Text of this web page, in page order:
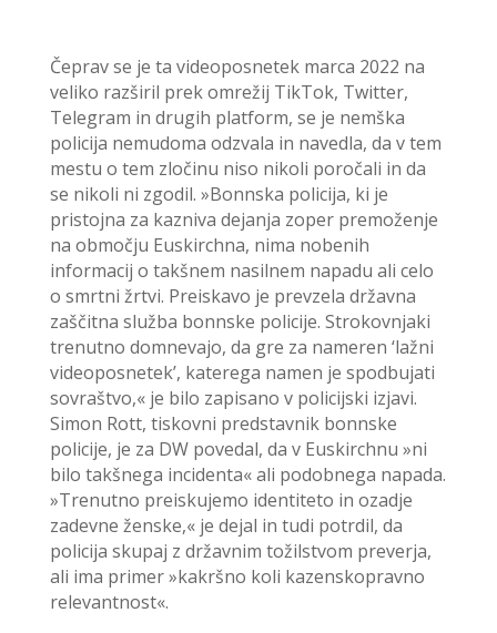
Čeprav se je ta videoposnetek marca 2022 na
veliko razširil prek omrežij TikTok, Twitter,
Telegram in drugih platform, se je nemška
policija nemudoma odzvala in navedla, da v tem
mestu o tem zločinu niso nikoli poročali in da
se nikoli ni zgodil. »Bonnska policija, ki je
pristojna za kazniva dejanja zoper premoženje
na območju Euskirchna, nima nobenih
informacij o takšnem nasilnem napadu ali celo
o smrtni žrtvi. Preiskavo je prevzela državna
zaščitna služba bonnske policije. Strokovnjaki
trenutno domnevajo, da gre za nameren ‘lažni
videoposnetek’, katerega namen je spodbujati
sovraštvo,« je bilo zapisano v policijski izjavi.
Simon Rott, tiskovni predstavnik bonnske
policije, je za DW povedal, da v Euskirchnu »ni
bilo takšnega incidenta« ali podobnega napada.
»Trenutno preiskujemo identiteto in ozadje
zadevne ženske,« je dejal in tudi potrdil, da
policija skupaj z državnim tožilstvom preverja,
ali ima primer »kakršno koli kazenskopravno
relevantnost«.